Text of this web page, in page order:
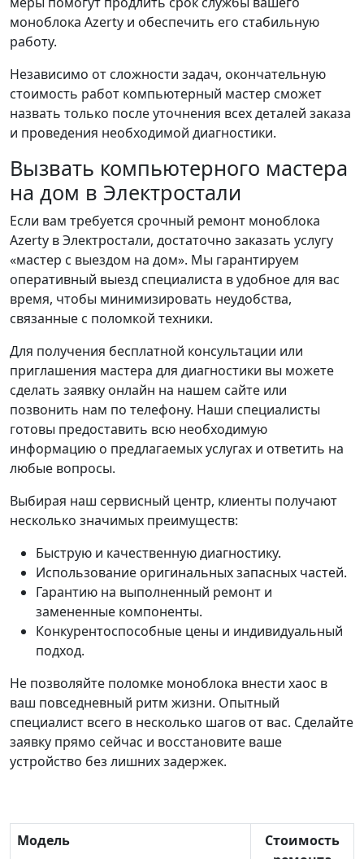
моноблока Azerty и обеспечить его стабильную
работу.
Независимо от сложности задач, окончательную
стоимость работ компьютерный мастер сможет
назвать только после уточнения всех деталей заказа
и проведения необходимой диагностики.
Вызвать компьютерного мастера
на дом в Электростали
Если вам требуется срочный ремонт моноблока
Azerty в Электростали, достаточно заказать услугу
«мастер с выездом на дом». Мы гарантируем
оперативный выезд специалиста в удобное для вас
время, чтобы минимизировать неудобства,
связанные с поломкой техники.
Для получения бесплатной консультации или
приглашения мастера для диагностики вы можете
сделать заявку онлайн на нашем сайте или
позвонить нам по телефону. Наши специалисты
готовы предоставить всю необходимую
информацию о предлагаемых услугах и ответить на
любые вопросы.
Выбирая наш сервисный центр, клиенты получают
несколько значимых преимуществ:
Быструю и качественную диагностику.
Использование оригинальных запасных частей.
Гарантию на выполненный ремонт и
замененные компоненты.
Конкурентоспособные цены и индивидуальный
подход.
Не позволяйте поломке моноблока внести хаос в
ваш повседневный ритм жизни. Опытный
специалист всего в несколько шагов от вас. Сделайте
заявку прямо сейчас и восстановите ваше
устройство без лишних задержек.
Модель
Стоимость